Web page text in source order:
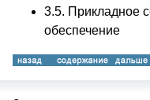
3.5. Прикладное
обеспечение